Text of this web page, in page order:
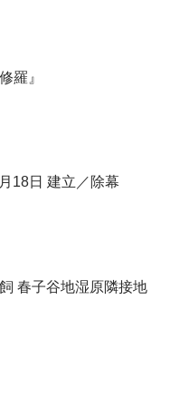
羅』
18日 建立／除幕
春子谷地湿原隣接地